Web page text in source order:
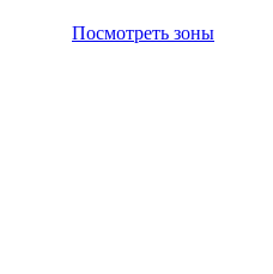
Посмотреть зоны